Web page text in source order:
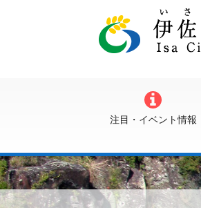
注目・イベント情報